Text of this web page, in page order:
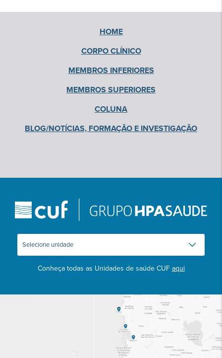
HOME
CORPO CLÍNICO
MEMBROS INFERIORES
MEMBROS SUPERIORES
COLUNA
BLOG/NOTÍCIAS, FORMAÇÃO E INVESTIGAÇÃO
Conheça todas as Unidades de saúde CUF aqui